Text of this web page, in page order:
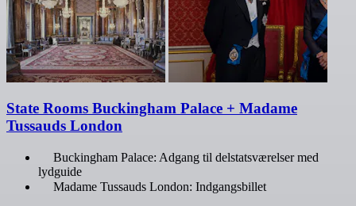
State Rooms Buckingham Palace + Madame
Tussauds London
Buckingham Palace: Adgang til delstatsværelser med
lydguide
Madame Tussauds London: Indgangsbillet